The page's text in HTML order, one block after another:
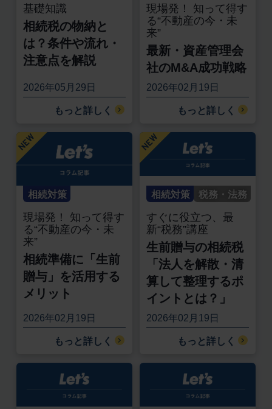
基礎知識
相続税の物納と
は？条件や流れ・
注意点を解説
2026年05月29日
もっと詳しく
現場発！ 知って得す
る“不動産の今・未
来”
最新・資産管理会
社のM&A成功戦略
2026年02月19日
もっと詳しく
相続対策
現場発！ 知って得す
る“不動産の今・未
来”
相続準備に「生前
贈与」を活用する
メリット
2026年02月19日
もっと詳しく
相続対策 税務・法務
すぐに役立つ、最
新“税務”講座
生前贈与の相続税
「法人を解散・清
算して整理するポ
イントとは？」
2026年02月19日
もっと詳しく